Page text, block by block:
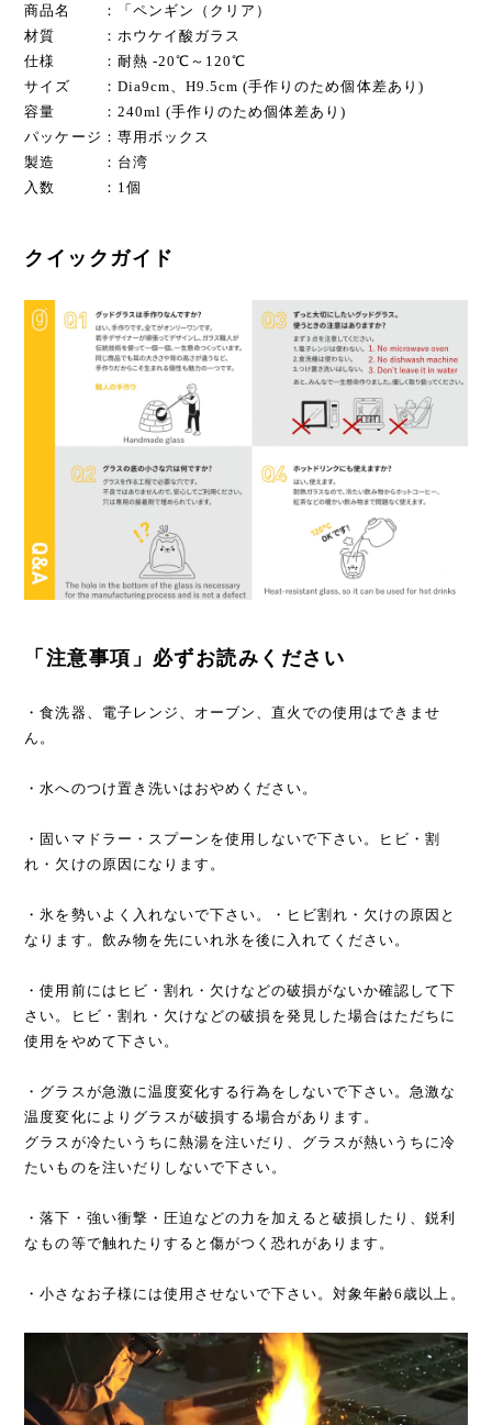
商品名 ：「ペンギン（クリア）
材質 ：ホウケイ酸ガラス
仕様 ：耐熱 -20℃～120℃
サイズ ：Dia9cm、H9.5cm (手作りのため個体差あり)
容量 ：240ml (手作りのため個体差あり)
パッケージ：専用ボックス
製造 ：台湾
入数 ：1個
クイックガイド
「注意事項」必ずお読みください
・食洗器、電子レンジ、オーブン、直火での使用はできませ
ん。
・水へのつけ置き洗いはおやめください。
・固いマドラー・スプーンを使用しないで下さい。ヒビ・割
れ・欠けの原因になります。
・氷を勢いよく入れないで下さい。・ヒビ割れ・欠けの原因と
なります。飲み物を先にいれ氷を後に入れてください。
・使用前にはヒビ・割れ・欠けなどの破損がないか確認して下
さい。ヒビ・割れ・欠けなどの破損を発見した場合はただちに
使用をやめて下さい。
・グラスが急激に温度変化する行為をしないで下さい。急激な
温度変化によりグラスが破損する場合があります。
グラスが冷たいうちに熱湯を注いだり、グラスが熱いうちに冷
たいものを注いだりしないで下さい。
・落下・強い衝撃・圧迫などの力を加えると破損したり、鋭利
なもの等で触れたりすると傷がつく恐れがあります。
・小さなお子様には使用させないで下さい。対象年齢6歳以上。